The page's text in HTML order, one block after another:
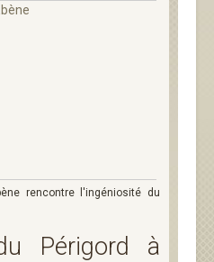
rencontre l'ingéniosité du
Périgord à